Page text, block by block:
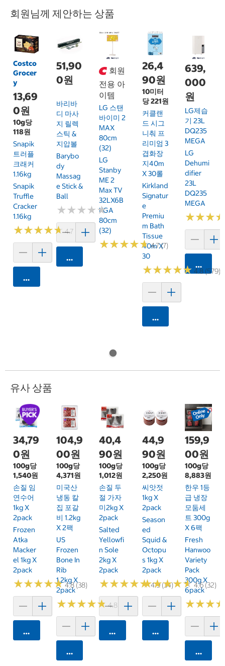
회원님께 제안하는 상품
Costco
Grocer
y
13,69
0원
10g당
118원
Snapik
트러플
크래커
1.16kg
Snapik
Truffle
Cracker
1.16kg
★★★★★
★★★★★4.7 (159)
카트에 담기
51,90
0원
바리바
디 마사
지 릴렉
스틱 &
지압볼
Barybo
Dy
Massag
E Stick &
Ball
★★★★★
★★★★★
카트에 담기
회원
전용 아
이템
LG 스탠
바이미 2
MAX
80cm
(32)
LG
Stanby
ME 2
Max TV
32LX6B
KGA
80cm
(32)
★★★★★
★★★★★4.7 (7)
26,4
90원
10미터
당 221원
커클랜
드 시그
니춰 프
리미엄 3
겹화장
지40m
X 30롤
Kirkland
Signatur
E
Premiu
M Bath
Tissue
40m X
30
★★★★★
★★★★★ 4.8 (579)
카트에 담기
639,
000
원
LG제습
기 23L
DQ235
MEGA
LG
Dehumi
Difier
23L
DQ235
MEGA
★★★
★★★
카트에
유사 상품
34,79
0원
100g당
1,540원
손질 임
연수어
1kg X
2pack
Frozen
Atka
Macker
El 1kg X
2pack
★★★★★
★★★★★4.8 (38)
카트에 담기
104,9
00원
100g당
4,371원
미국산
냉동 칼
집 포갈
비 1.2kg
X 2팩
US
Frozen
Bone In
Rib
1.2kg X
2pack
★★★★★
★★★★★4.8 (12)
카트에 담기
40,4
90원
100g당
1,012원
손질 두
절 가자
미2kg X
2pack
Salted
Yellowfi
N Sole
2kg X
2pack
★★★★★
★★★★★4.9 (34)
카트에 담기
44,9
90원
100g당
2,250원
씨앗젓
1kg X
2pack
Season
Ed
Squid &
Octopu
S 1kg X
2pack
★★★★★
★★★★★4.6 (32)
카트에 담기
159,9
00원
100g당
8,883원
한우 1등
급 냉장
모둠세
트 300g
X 6팩
Fresh
Hanwoo
Variety
Pack
300g X
6pack
★★★
★★★
카트에